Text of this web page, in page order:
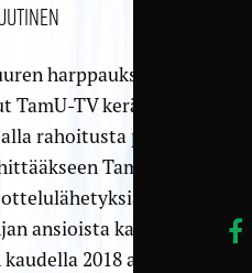
harppauksen
TV keräsi
rahoitusta paitsi
Tampere
ansioista katsojille
2018 aiempaa